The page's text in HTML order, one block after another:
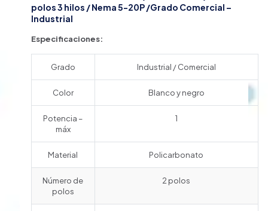
polos 3 hilos / Nema 5-20P /Grado Comercial –
Industrial
Especificaciones:
Grado Industrial / Comercial
Color Blanco y negro
Potencia –
máx
1
Material Policarbonato
Número de
polos
2 polos